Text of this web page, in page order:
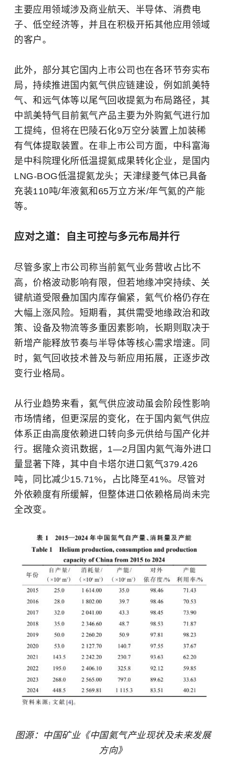
主要应用领域涉及商业航天、半导体、消费电
子、低空经济等，并且在积极开拓其他应用领域
的客户。
此外，部分其它国内上市公司也在各环节夯实布
局，持续推进国内氦气供应链建设，例如凯美特
气、和远气体等以尾气回收提氦为布局路径，其
中凯美特气目前氦气产品主要为外购氦气进行加
工提纯，但将在巴陵石化9万空分装置上加装稀
有气体提取装置。在非上市公司方面，中科富海
是中科院理化所低温提氦成果转化企业，是国内
LNG-BOG低温提氦龙头；天津绿菱气体已具备
充装110吨/年液氦和65万立方米/年气氦的产能
等。
应对之道：自主可控与多元布局并行
尽管多家上市公司称当前氦气业务营收占比不
高，价格波动影响有限，但若地缘冲突持续、关
键航道受限叠加国内库存偏紧，氦气价格仍存在
大幅上涨风险。短期看，其供需受地缘政治和政
策、设备及物流等多重因素影响，长期则取决于
新增产能释放节奏与半导体等核心需求增速。同
时，氦气回收技术普及与新应用拓展，正逐步改
变行业格局。
从行业趋势来看，氦气供应波动虽会阶段性影响
市场情绪，但更深层的变化，在于国内氦气供应
体系正由高度依赖进口转向多元供给与国产化并
行。据隆众资讯数据，1—2月国内氦气海外进口
量显著下降，其中自卡塔尔进口氦气379.426
吨，同比减少15.71%，占比降至41%。尽管对
外依赖度有所缓解，但整体进口依赖格局尚未完
全改变。
图源：中国矿业《中国氦气产业现状及未来发展
方向》